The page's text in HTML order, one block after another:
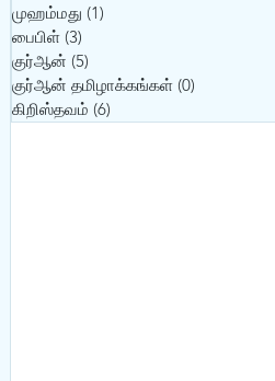
முஹம்மது (1)
பைபிள் (3)
குர்‍ஆன் (5)
குர்‍ஆன் தமிழாக்கங்கள் (0)
கிறிஸ்தவம் (6)